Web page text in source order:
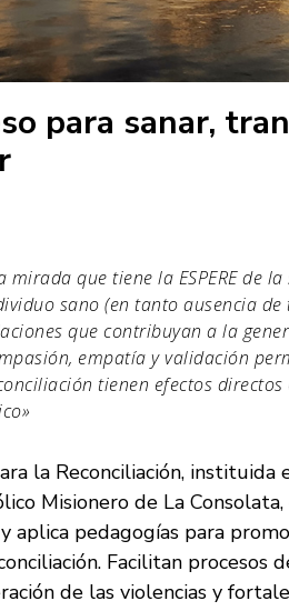
para sanar,
mirada que tiene la ESPERE de
sano (en tanto ausencia
que contribuyan a la
empatía y validación
tienen efectos
la Reconciliación,
Misionero de La
aplica pedagogías para
Facilitan procesos
de las violencias y